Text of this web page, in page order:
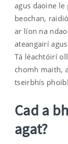
agus daoine le
beochan,
ar líon na
ateangairí
Tá léachtóirí
chomh maith,
tseirbhís
Cad a
agat?